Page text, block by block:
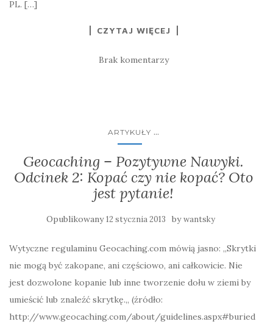
PL. […]
CZYTAJ WIĘCEJ
Brak komentarzy
ARTYKUŁY ...
Geocaching – Pozytywne Nawyki.
Odcinek 2: Kopać czy nie kopać? Oto
jest pytanie!
Opublikowany12 stycznia 2013 bywantsky
Wytyczne regulaminu Geocaching.com mówią jasno: „Skrytki
nie mogą być zakopane, ani częściowo, ani całkowicie. Nie
jest dozwolone kopanie lub inne tworzenie dołu w ziemi by
umieścić lub znaleźć skrytkę.„ (źródło:
http://www.geocaching.com/about/guidelines.aspx#buried